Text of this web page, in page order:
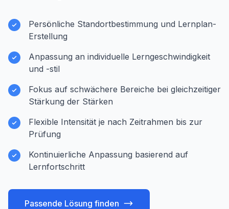
Persönliche Standortbestimmung und Lernplan-
Erstellung
Anpassung an individuelle Lerngeschwindigkeit
und -stil
Fokus auf schwächere Bereiche bei gleichzeitiger
Stärkung der Stärken
Flexible Intensität je nach Zeitrahmen bis zur
Prüfung
Kontinuierliche Anpassung basierend auf
Lernfortschritt
Passende Lösung finden